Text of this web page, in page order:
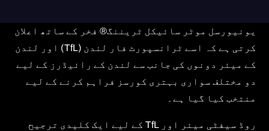
یونیورسل موٹر سائیکل ٹریننگ® فخر کے ساتھ اعلان
کرتی ہے کہ اسے ٹرانسپورٹ فار لندن (TfL) اور لندن
کے میئر دونوں کی جانب سے لندن کے رائیڈرز کے لیے
دو مختلف سواری بہتری کورسز فراہم کرنے کے لیے
منتخب کیا گیا ہے۔
روڈ سیفٹی میئر اور TfL کے لیے ایک کلیدی ترجیح